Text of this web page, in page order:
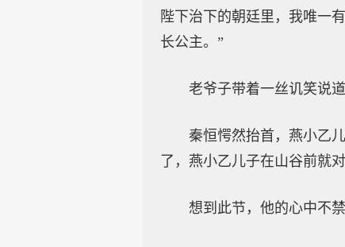
陛下治下的朝廷里，我唯一
长公主。”
老爷子带着一丝讥笑说
秦恒愕然抬首，燕小乙
了，燕小乙儿子在山谷前就
想到此节，他的心中不